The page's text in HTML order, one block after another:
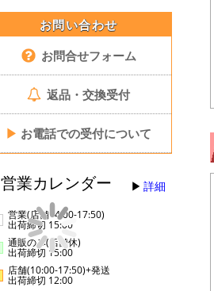
お問い合わせ
お問合せフォーム
返品・交換受付
▶ お電話での受付について
営業カレンダー 詳細
営業(店舗14:00-17:50)
出荷締切 15:00
通販のみ(店舗休)
出荷締切 15:00
店舗(10:00-17:50)+発送
出荷締切 12:00